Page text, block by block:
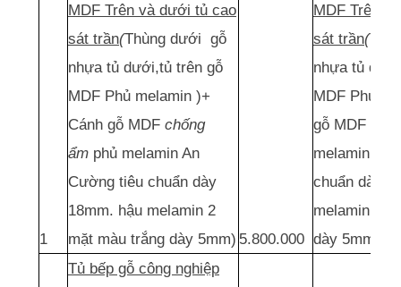
1
MDF Trên và dưới tủ cao
sát trần(Thùng dưới gỗ
nhựa tủ dưới,tủ trên gỗ
MDF Phủ melamin )+
Cánh gỗ MDF chống
ẩm phủ melamin An
Cường tiêu chuẩn dày
18mm. hậu melamin 2
mặt màu trắng dày 5mm) 5.800.000
MDF Trên
sát trần(
nhựa tủ
MDF Phủ
gỗ MDF
melamin
chuẩn dày
melamin 2
dày 5mm)
Tủ bếp gỗ công nghiệp